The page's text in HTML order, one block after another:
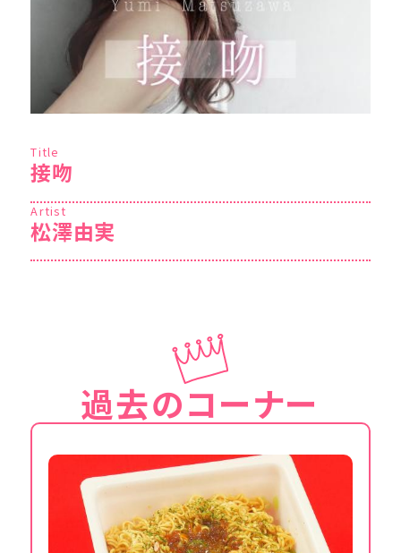
Title
接吻
Artist
松澤由実
過去のコーナー